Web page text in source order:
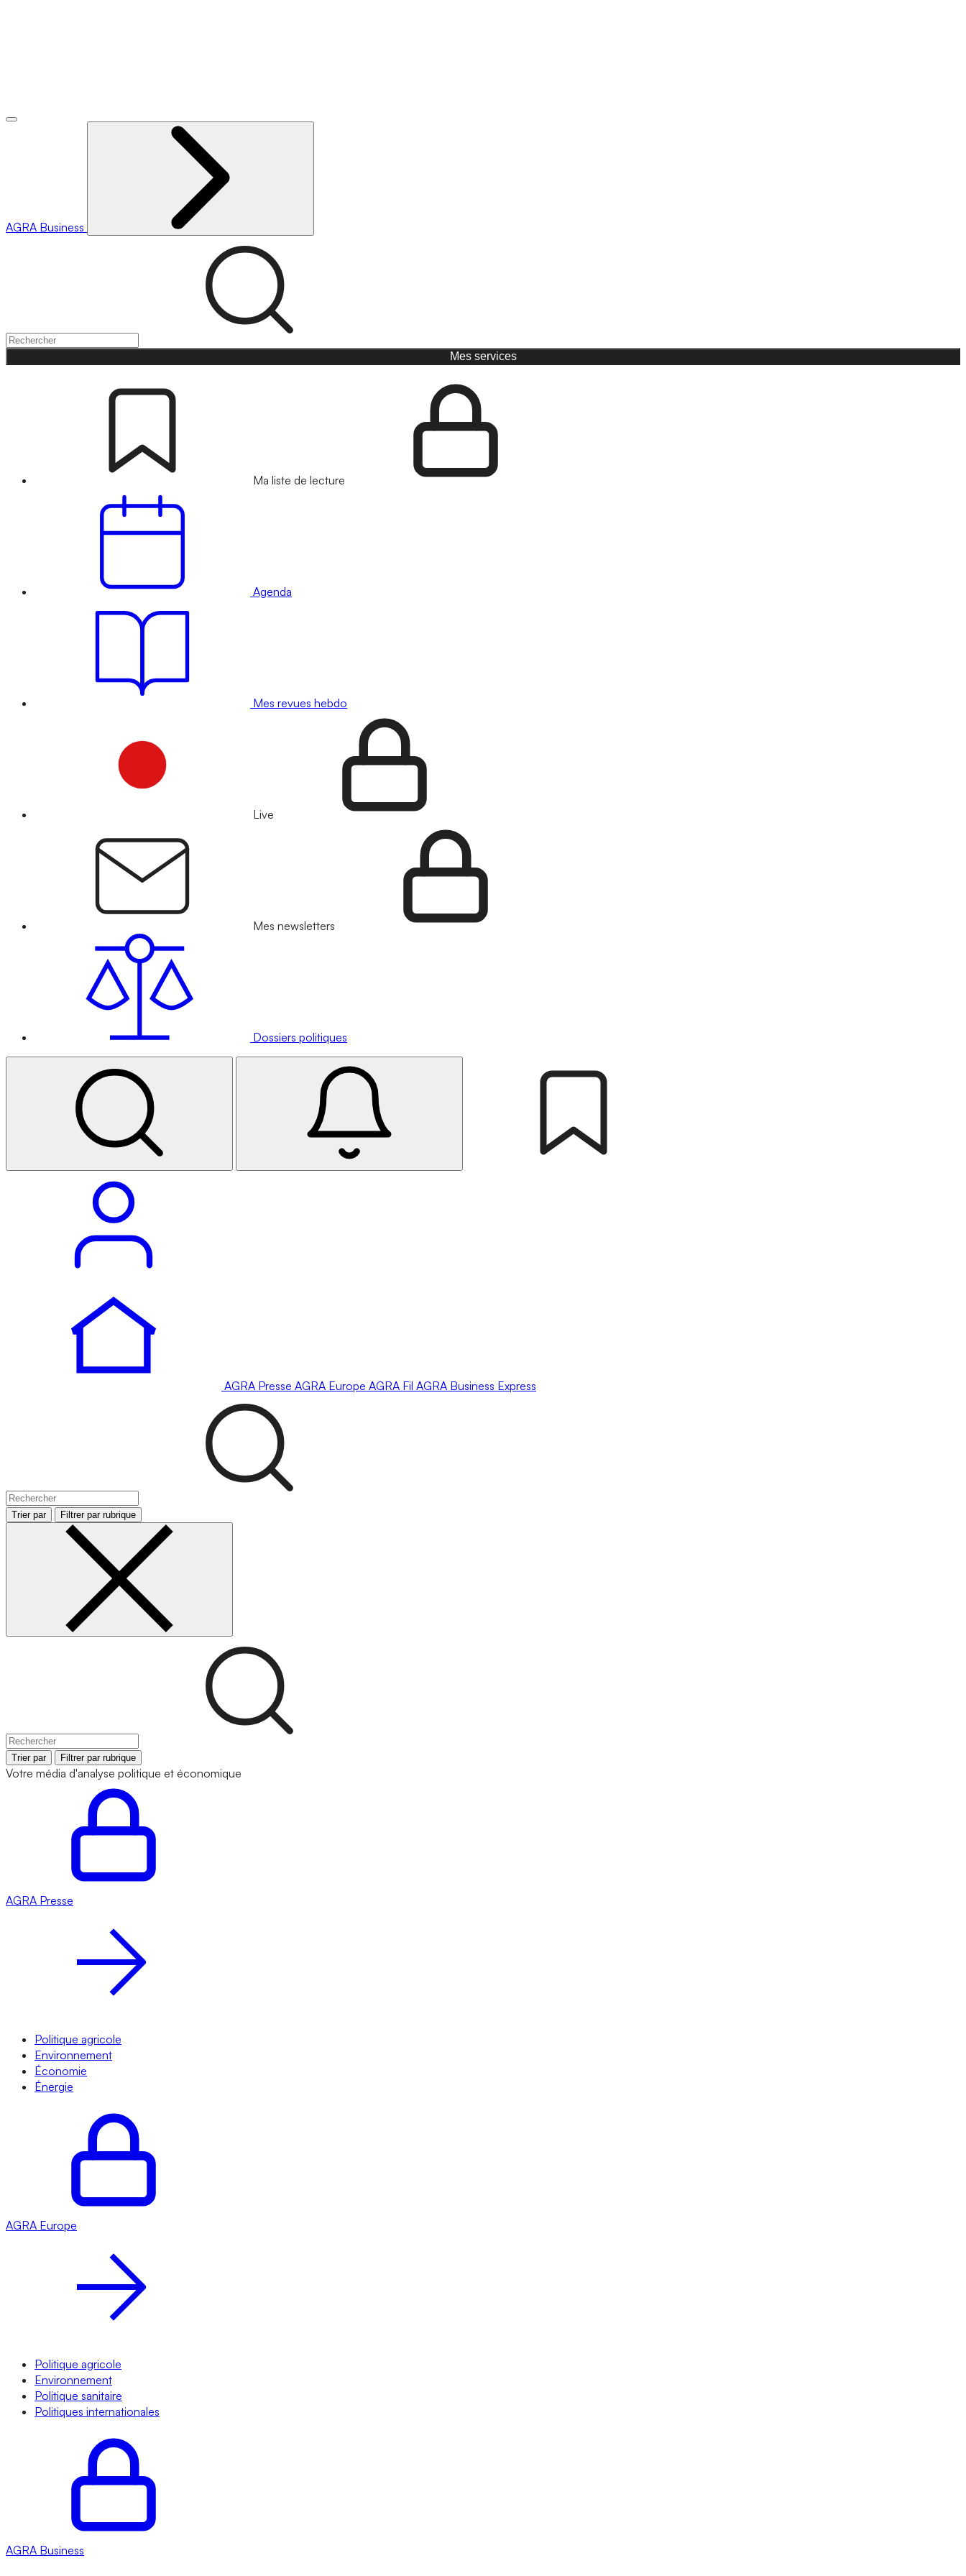
AGRA Business
Mes services
Ma liste de lecture
Agenda
Mes revues hebdo
Live
Mes newsletters
Dossiers politiques
AGRA Presse AGRA Europe AGRA Fil AGRA Business Express
Trier par Filtrer par rubrique
Trier par Filtrer par rubrique
Votre média d'analyse politique et économique
AGRA Presse
Politique agricole
Environnement
Économie
Énergie
AGRA Europe
Politique agricole
Environnement
Politique sanitaire
Politiques internationales
AGRA Business